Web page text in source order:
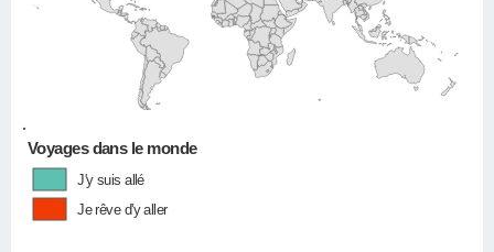
•
Voyages dans le monde
J'y suis allé
Je rêve d'y aller